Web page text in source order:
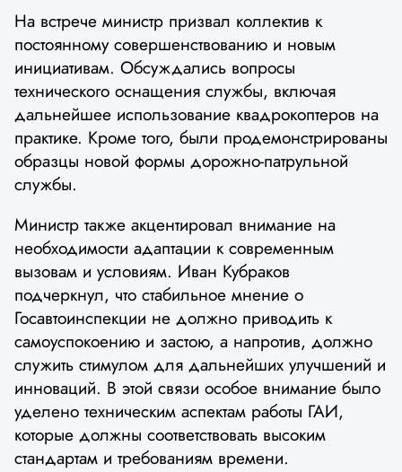
На встрече министр призвал коллектив к
постоянному совершенствованию и новым
инициативам. Обсуждались вопросы
технического оснащения службы, включая
дальнейшее использование квадрокоптеров на
практике. Кроме того, были продемонстрированы
образцы новой формы дорожно-патрульной
службы.
Министр также акцентировал внимание на
необходимости адаптации к современным
вызовам и условиям. Иван Кубраков
подчеркнул, что стабильное мнение о
Госавтоинспекции не должно приводить к
самоуспокоению и застою, а напротив, должно
служить стимулом для дальнейших улучшений и
инноваций. В этой связи особое внимание было
уделено техническим аспектам работы ГАИ,
которые должны соответствовать высоким
стандартам и требованиям времени.